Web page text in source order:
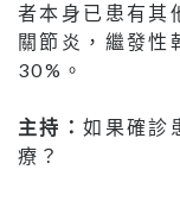
者本身已患有其
關節炎，繼發性
30%。
主持：如果確診
療？